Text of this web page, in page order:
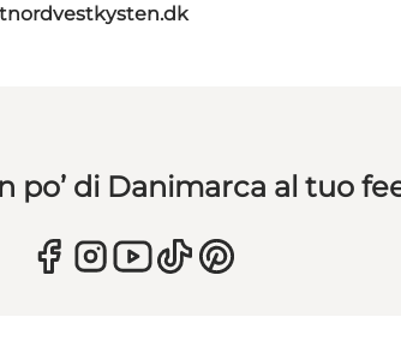
po’ di Danimarca al tuo